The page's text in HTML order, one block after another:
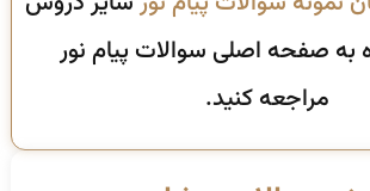
به صفحه اصلی سوالات پیام نور
مراجعه کنید.